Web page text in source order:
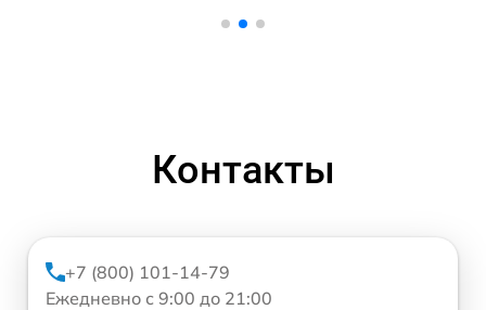
Контакты
+7 (800) 101-14-79
Ежедневно с 9:00 до 21:00